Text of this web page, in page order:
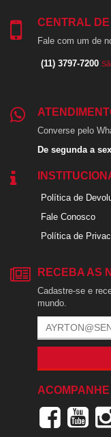
CENTRAL
Fale com um de
(11) 3797-7200
Converse pelo
De segunda a
Política de
Fale Conosco
Política de
RECEBA AS
Cadastre-se e
mundo.